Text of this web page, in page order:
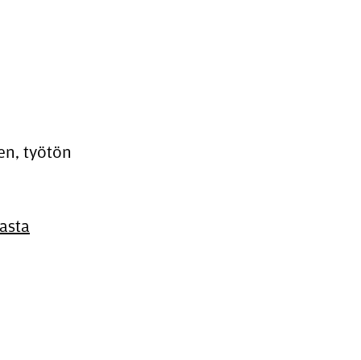
työtön